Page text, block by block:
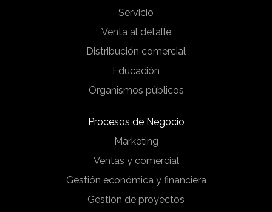
Servicio
Venta al detalle
Distribución comercial
Educación
Organismos públicos
Procesos de Negocio
Marketing
Ventas y comercial
Gestión económica y financiera
Gestión de proyectos